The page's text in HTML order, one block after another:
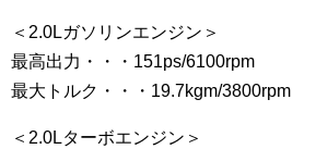
＜2.0Lガソリンエンジン＞
最高出力・・・151ps/6100rpm
最大トルク・・・19.7kgm/3800rpm
＜2.0Lターボエンジン＞